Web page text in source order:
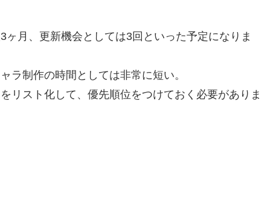
月、更新機会としては3回といった予定になりま
制作の時間としては非常に短い。
リスト化して、優先順位をつけておく必要がありま